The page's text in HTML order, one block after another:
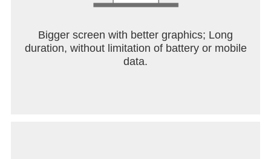
Bigger screen with better graphics; Long
duration, without limitation of battery or mobile
data.